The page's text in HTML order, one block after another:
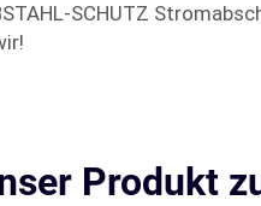
SCHUTZ
Produkt